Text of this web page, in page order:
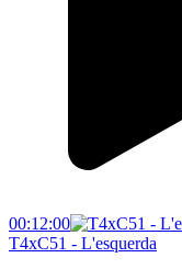
00:12:00
T4xC51 - L'esquerda